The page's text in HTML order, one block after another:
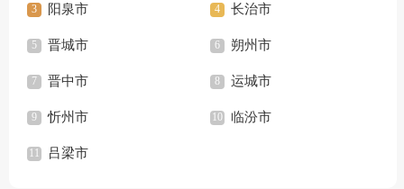
阳泉市 长治市
晋城市 朔州市
晋中市 运城市
忻州市 临汾市
吕梁市